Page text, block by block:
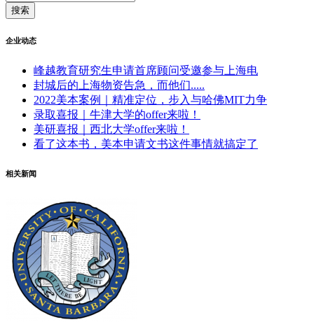
企业动态
峰越教育研究生申请首席顾问受邀参与上海电
封城后的上海物资告急，而他们.....
2022美本案例｜精准定位，步入与哈佛MIT力争
录取喜报｜牛津大学的offer来啦！
美研喜报｜西北大学offer来啦！
看了这本书，美本申请文书这件事情就搞定了
相关新闻